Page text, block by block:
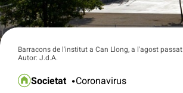
Barracons de l'institut a Can Llong, a l'agost passat.
Autor: J.d.A.
Societat Coronavirus